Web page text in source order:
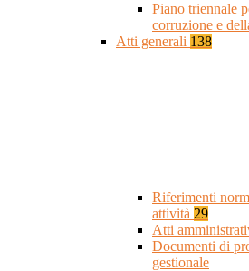
Piano triennale
corruzione e
Atti generali 138
Riferimenti
attività 29
Atti
Documenti di
gestionale